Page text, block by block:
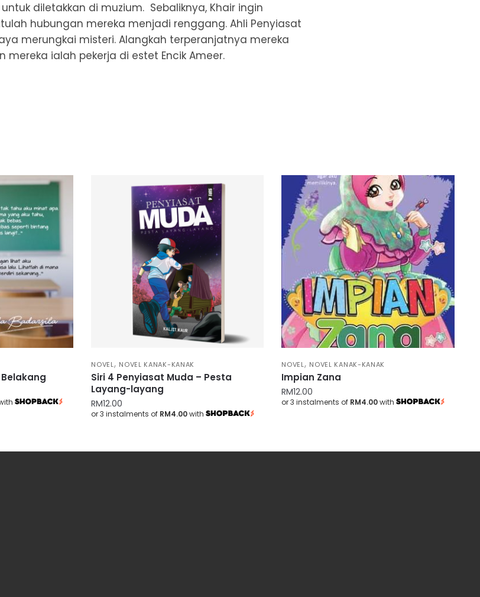
diletakkan di muzium. Sebaliknya, Khair ingin
hubungan mereka menjadi renggang. Ahli Penyiasat
merungkai misteri. Alangkah terperanjatnya mereka
ialah pekerja di estet Encik Ameer.
NOVEL, NOVEL KANAK-KANAK
Siri 4 Penyiasat Muda – Pesta
Layang-layang
RM12.00
or 3 instalments of RM4.00with
NOVEL, NOVEL KANAK-KANAK
Impian Zana
RM12.00
or 3 instalments of RM4.00with